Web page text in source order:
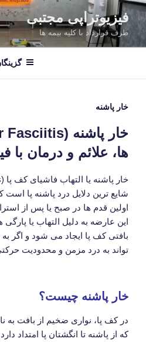
رفتن
به
محتوا
فیزیوتراپی مجتبی
طرف قرارداد با کلیه بیمه ها
خار پاشنه
ها، علائم و درمان با
شایع ترین دلایل درد پاشنه پا است
اولین قدم ها در صبح یا پس از
این عارضه به دلیل التهاب یا
بافتی کف پا ایجاد می شود و اگر
تواند به درد مزمن و محدودیت
خار پاشنه چیست؟
در کف پا، نواری ضخیم از بافت به
که از پاشنه تا انگشتان پا امتداد